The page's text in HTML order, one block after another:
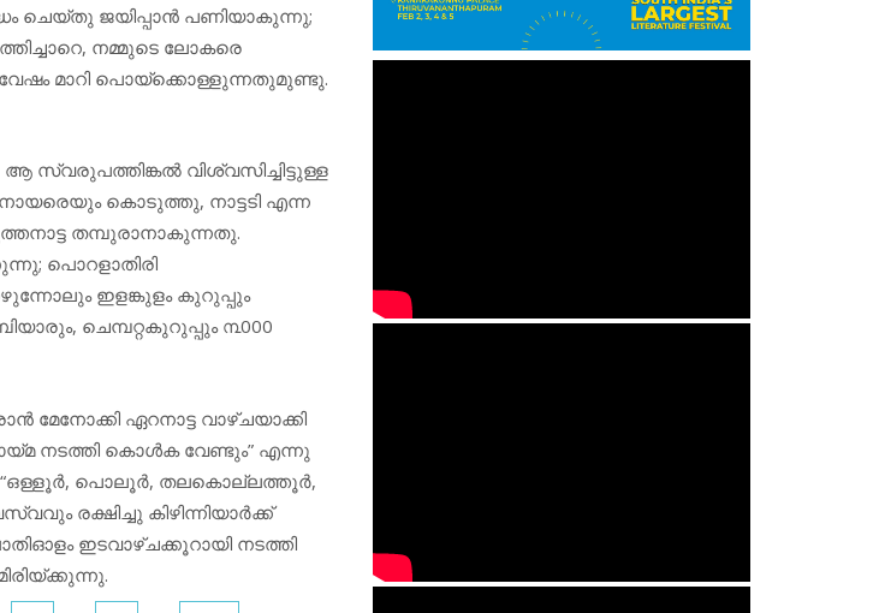
ചെയ്തു ജയിപ്പാൻ പണിയാകുന്നു;
നമ്മുടെ ലോകരെ
മാറി പൊയ്ക്കൊള്ളുന്നതുമുണ്ടു.
സ്വരുപത്തിങ്കൽ വിശ്വസിച്ചിട്ടുള്ള
കൊടുത്തു, നാട്ടടി എന്ന
തമ്പുരാനാകുന്നതു.
പൊറളാതിരി
ഇളങ്കുളം കുറുപ്പും
ചെമ്പറ്റകുറുപ്പും ൩000
മേനോക്കി ഏറനാട്ട വാഴ്ചയാക്കി
നടത്തി കൊൾക വേണ്ടും” എന്നു
“ഒള്ളൂർ, പൊലൂർ, തലകൊല്ലത്തൂർ,
രക്ഷിച്ചു കിഴിന്നിയാർക്ക്
ഇടവാഴ്ചക്കൂറായി നടത്തി